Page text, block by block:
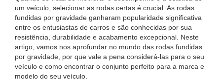
um veículo, selecionar as rodas certas é crucial. As rodas
fundidas por gravidade ganharam popularidade significativa
entre os entusiastas de carros e são conhecidas por sua
resistência, durabilidade e acabamento excepcional. Neste
artigo, vamos nos aprofundar no mundo das rodas fundidas
por gravidade, por que vale a pena considerá-las para o seu
veículo e como encontrar o conjunto perfeito para a marca e
modelo do seu veículo.